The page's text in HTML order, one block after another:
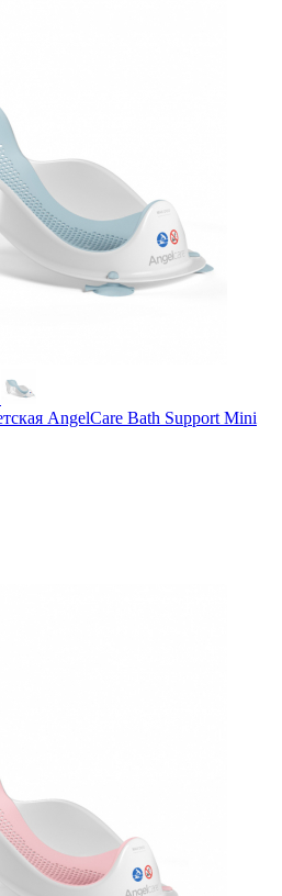
AngelCare Bath Support Mini